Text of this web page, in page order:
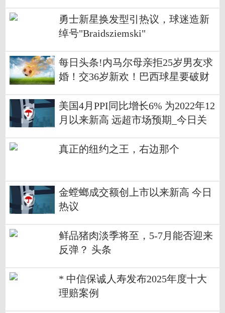
勇士新星换发型引热议，球迷造新
绰号"Braidsziemski"
每日头条!内马尔母亲拒25岁男友求
婚！交36岁新欢！巴西球星要破财
美国4月PPI同比增长6% 为2022年12
月以来新高 远超市场预期_今日关
真正的纽约之王，右边那个
金螳螂成交额创上市以来新高 今日
热议
鲜品猪肉淡季将至，5-7月能否迎来
反弹？ 头条
* 中信保诚人寿发布2025年度十大
理赔案例